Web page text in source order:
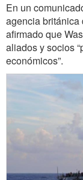
En un
agencia británica
afirmado que
aliados y socios
económicos”.